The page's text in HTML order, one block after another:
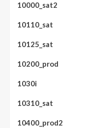
10000_sat2
10110_sat
10125_sat
10200_prod
1030i
10310_sat
10400_prod2